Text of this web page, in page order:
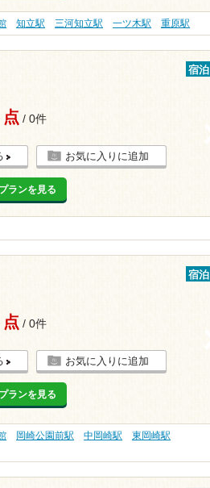
知立駅 三河知立駅 一ツ木駅 重原駅
宿泊
/ 0件
お気に入りに追加
ランを見る
宿泊
/ 0件
お気に入りに追加
ランを見る
岡崎公園前駅 中岡崎駅
東岡崎駅